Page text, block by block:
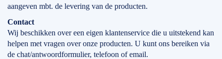
aangeven mbt. de levering van de producten.
Contact
Wij beschikken over een eigen klantenservice die u uitstekend kan
helpen met vragen over onze producten. U kunt ons bereiken via
de chat/antwoordformulier, telefoon of email.